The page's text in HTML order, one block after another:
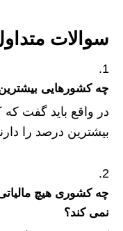
سوالات
چه کشورهایی
در واقع باید گفت
بیشترین درصد را
چه کشوری هیچ
نمی کند؟